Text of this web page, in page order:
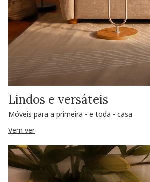
Lindos e versáteis
Móveis para a primeira - e toda - casa
Vem ver